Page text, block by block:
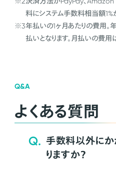
料にシステム手数料相当額1%
※3年払いの1ヶ月あたりの費用。
払いとなります。月払いの費用
Q&A
よくある質問
Q. 手数料以外にか
りますか？